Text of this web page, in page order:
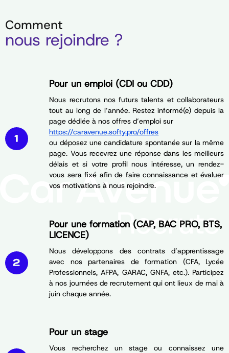
Comment
nous rejoindre ?
Pour un emploi (CDI ou CDD)
Nous recrutons nos futurs talents et collaborateurs
tout au long de l’année. Restez informé(e) depuis la
page dédiée à nos offres d’emploi sur
https://caravenue.softy.pro/offres
ou déposez une candidature spontanée sur la même
page. Vous recevrez une réponse dans les meilleurs
délais et si votre profil nous intéresse, un rendez-
vous sera fixé afin de faire connaissance et évaluer
vos motivations à nous rejoindre.
Pour une formation (CAP, BAC PRO, BTS,
LICENCE)
Nous développons des contrats d’apprentissage
avec nos partenaires de formation (CFA, Lycée
Professionnels, AFPA, GARAC, GNFA, etc.). Participez
à nos journées de recrutement qui ont lieux de mai à
juin chaque année.
Pour un stage
Vous recherchez un stage ou connaissez une